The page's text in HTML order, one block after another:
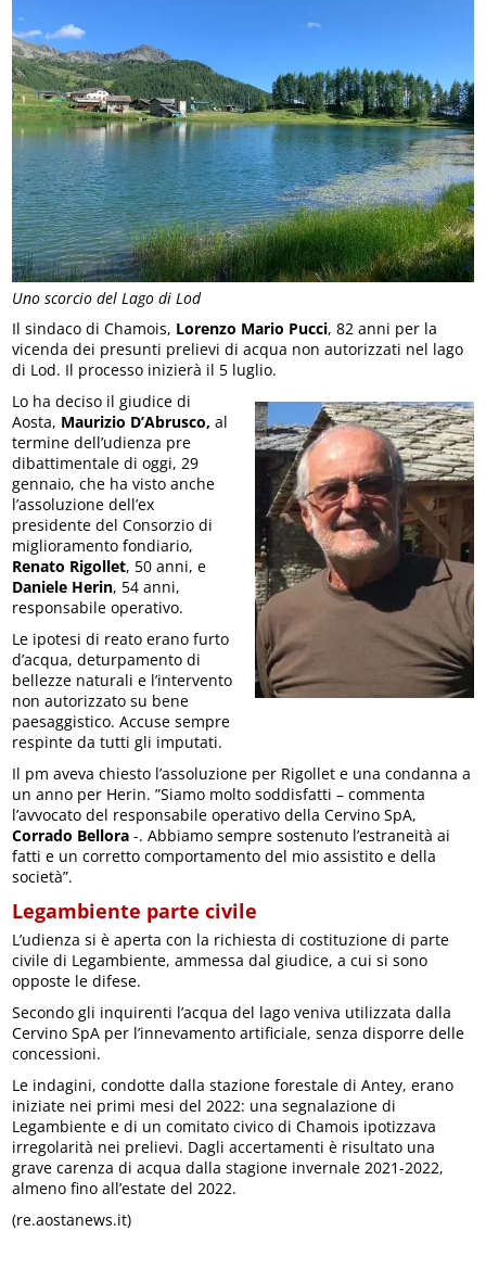
Uno scorcio del Lago di Lod
Il sindaco di Chamois, Lorenzo Mario Pucci, 82 anni per la
vicenda dei presunti prelievi di acqua non autorizzati nel lago
di Lod. Il processo inizierà il 5 luglio.
Lo ha deciso il giudice di
Aosta, Maurizio D’Abrusco, al
termine dell’udienza pre
dibattimentale di oggi, 29
gennaio, che ha visto anche
l’assoluzione dell’ex
presidente del Consorzio di
miglioramento fondiario,
Renato Rigollet, 50 anni, e
Daniele Herin, 54 anni,
responsabile operativo.
Le ipotesi di reato erano furto
d’acqua, deturpamento di
bellezze naturali e l’intervento
non autorizzato su bene
paesaggistico. Accuse sempre
respinte da tutti gli imputati.
Il pm aveva chiesto l’assoluzione per Rigollet e una condanna a
un anno per Herin. ”Siamo molto soddisfatti – commenta
l’avvocato del responsabile operativo della Cervino SpA,
Corrado Bellora -. Abbiamo sempre sostenuto l’estraneità ai
fatti e un corretto comportamento del mio assistito e della
società”.
Legambiente parte civile
L’udienza si è aperta con la richiesta di costituzione di parte
civile di Legambiente, ammessa dal giudice, a cui si sono
opposte le difese.
Secondo gli inquirenti l’acqua del lago veniva utilizzata dalla
Cervino SpA per l’innevamento artificiale, senza disporre delle
concessioni.
Le indagini, condotte dalla stazione forestale di Antey, erano
iniziate nei primi mesi del 2022: una segnalazione di
Legambiente e di un comitato civico di Chamois ipotizzava
irregolarità nei prelievi. Dagli accertamenti è risultato una
grave carenza di acqua dalla stagione invernale 2021-2022,
almeno fino all’estate del 2022.
(re.aostanews.it)